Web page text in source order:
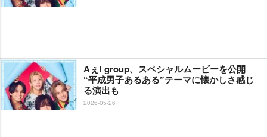
Aぇ! group、スペシャルムービーを公開
“平成男子あるある”テーマに懐かしさ感じ
る演出も
2026-05-26